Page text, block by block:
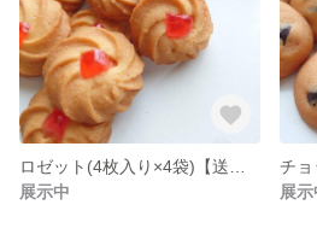
展示中
展示